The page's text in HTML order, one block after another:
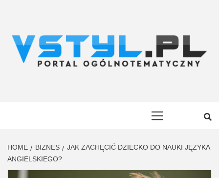
HOME BIZNES
JAK ZACHĘCIĆ DZIECKO DO NAUKI JĘZYKA
ANGIELSKIEGO?